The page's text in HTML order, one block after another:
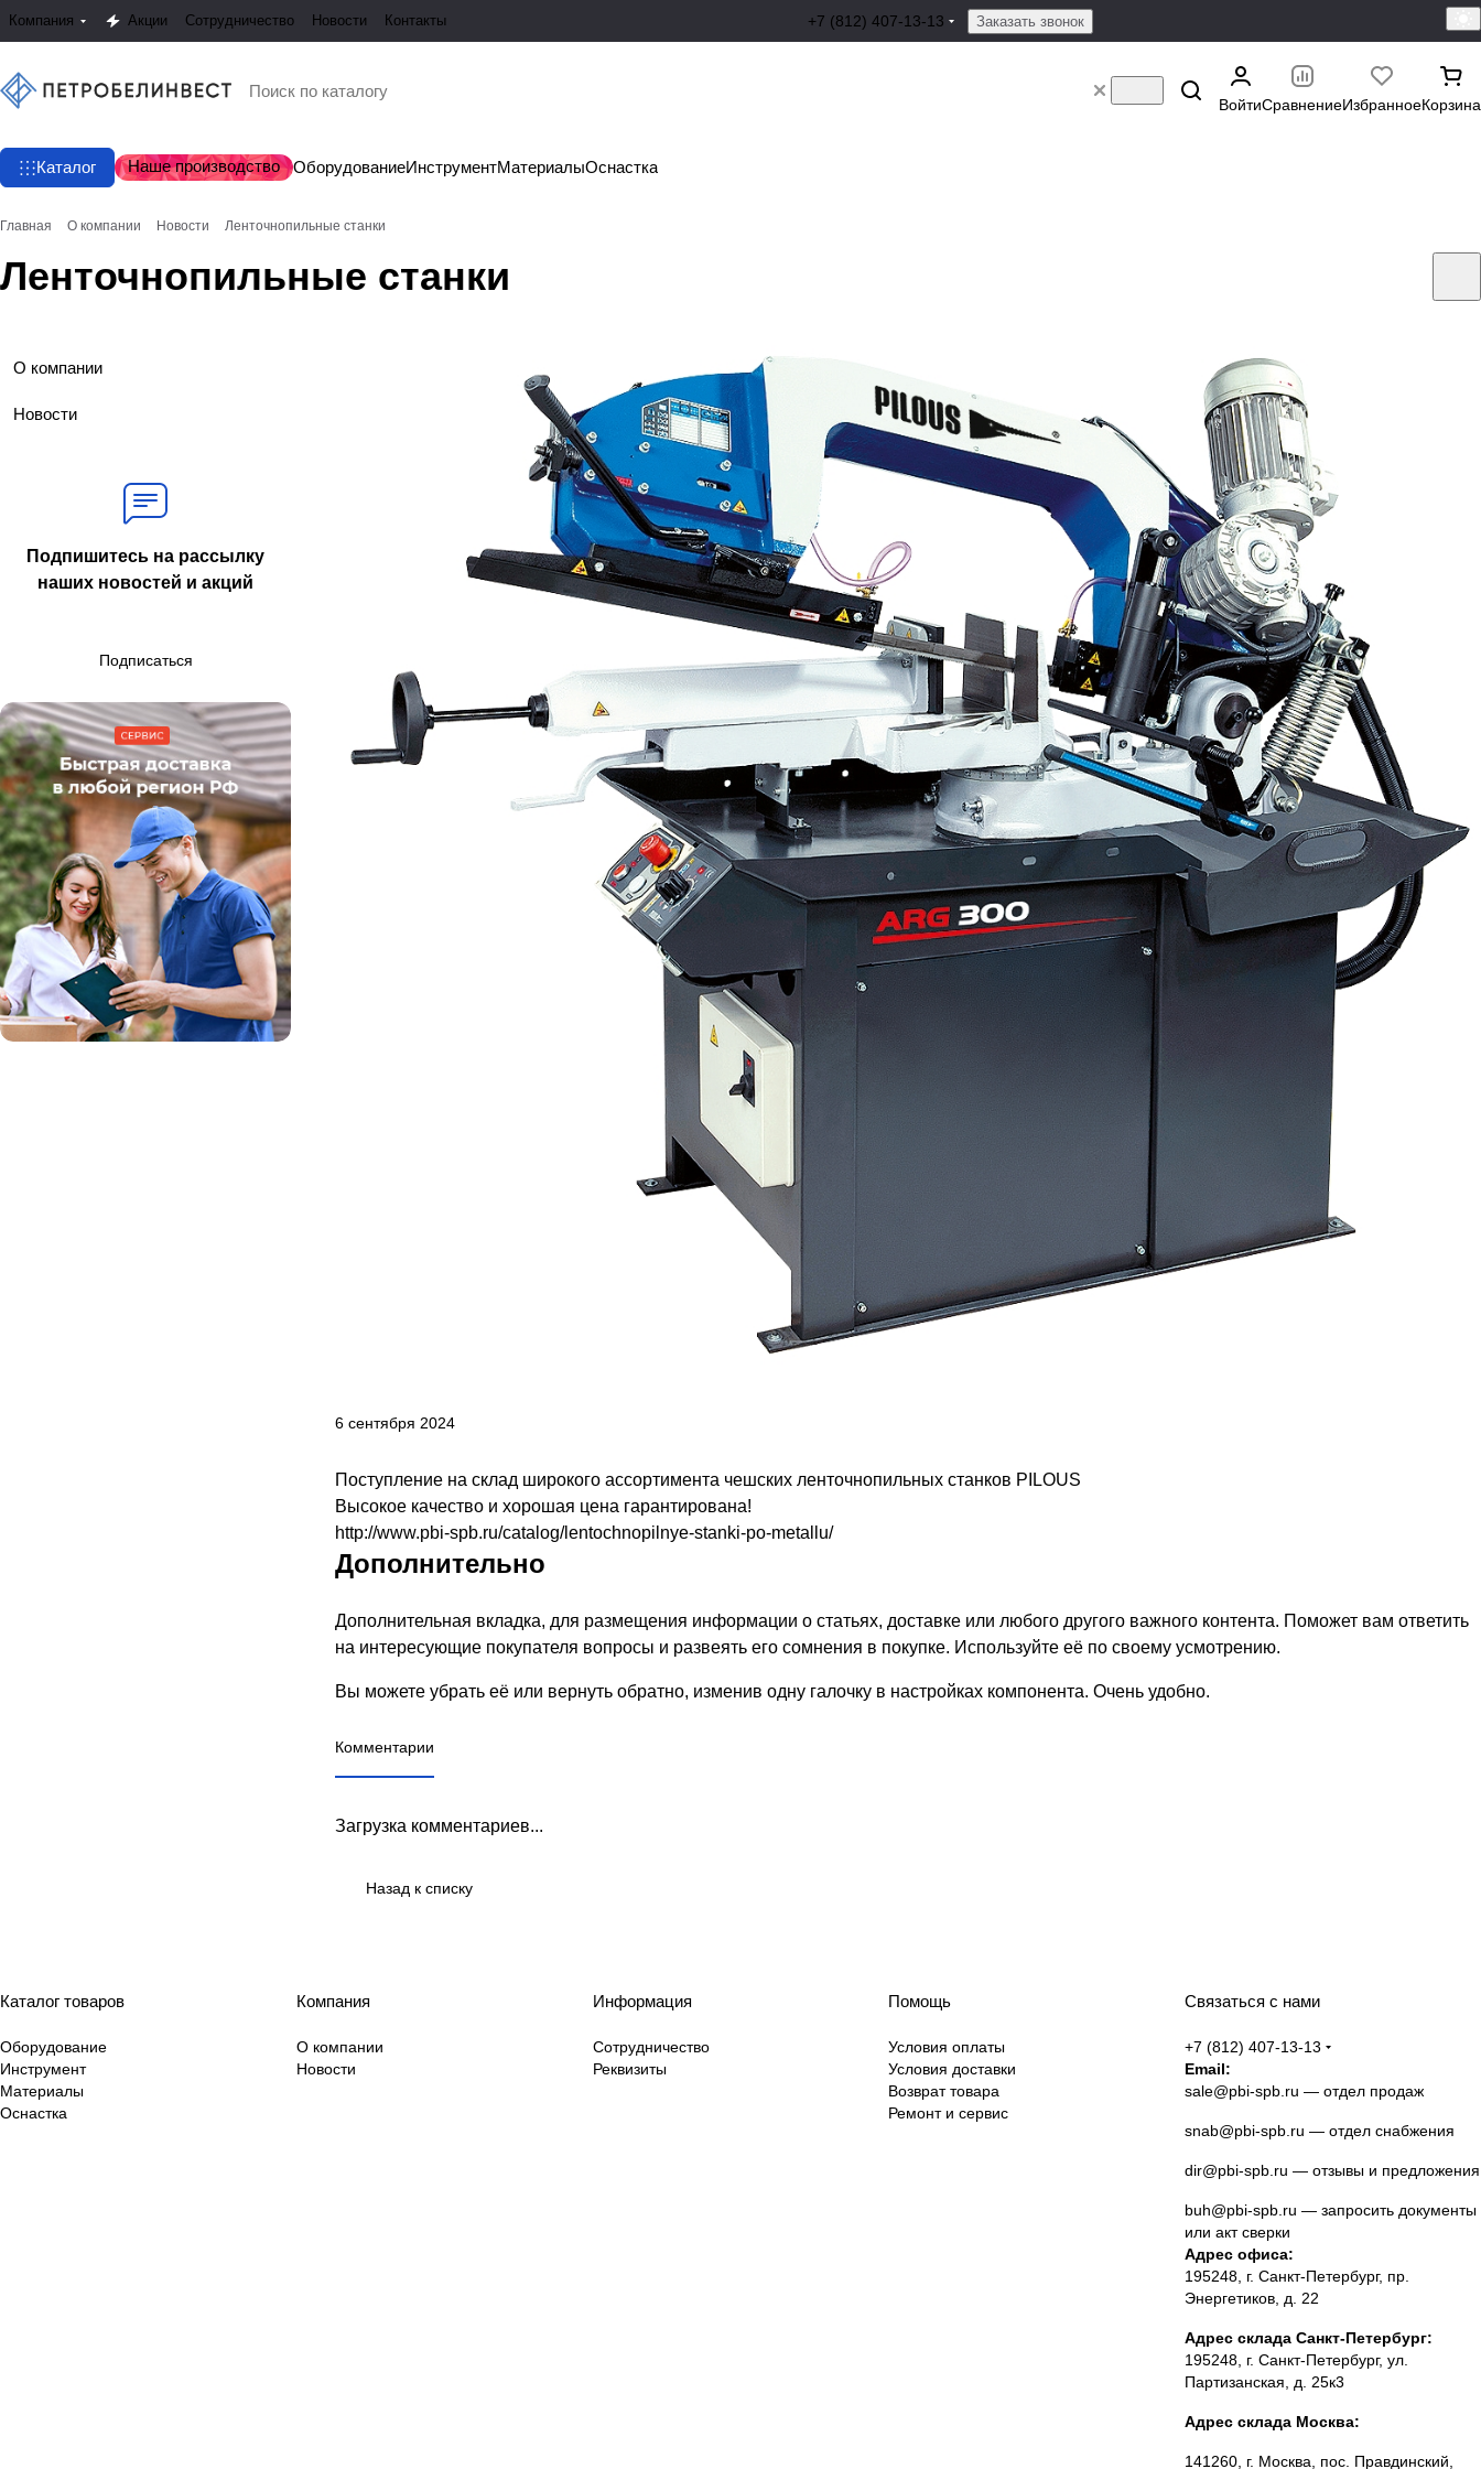
Компания Акции Сотрудничество Новости Контакты +7 (812) 407-13-13 Заказать звонок
ВойтиСравнениеИзбранноеКорзина
Каталог Наше производство ОборудованиеИнструментМатериалыОснастка
Главная О компании Новости Ленточнопильные станки
Ленточнопильные станки
6 сентября 2024
Поступление на склад широкого ассортимента чешских ленточнопильных станков PILOUS
Высокое качество и хорошая цена гарантирована!
http://www.pbi-spb.ru/catalog/lentochnopilnye-stanki-po-metallu/
Дополнительно
Дополнительная вкладка, для размещения информации о статьях, доставке или любого другого важного контента. Поможет вам ответить
на интересующие покупателя вопросы и развеять его сомнения в покупке. Используйте её по своему усмотрению.
Вы можете убрать её или вернуть обратно, изменив одну галочку в настройках компонента. Очень удобно.
Комментарии
Загрузка комментариев...
Назад к списку
О компании
Новости
Подпишитесь на рассылку
наших новостей и акций
Подписаться
Каталог товаров
Оборудование
Инструмент
Материалы
Оснастка
Компания
О компании
Новости
Информация
Сотрудничество
Реквизиты
Помощь
Условия оплаты
Условия доставки
Возврат товара
Ремонт и сервис
Связаться с нами
+7 (812) 407-13-13
Email:
sale@pbi-spb.ru — отдел продаж
snab@pbi-spb.ru — отдел снабжения
dir@pbi-spb.ru — отзывы и предложения
buh@pbi-spb.ru — запросить документы
или акт сверки
Адрес офиса:
195248, г. Санкт-Петербург, пр.
Энергетиков, д. 22
Адрес склада Санкт-Петербург:
195248, г. Санкт-Петербург, ул.
Партизанская, д. 25к3
Адрес склада Москва:
141260, г. Москва, пос. Правдинский,